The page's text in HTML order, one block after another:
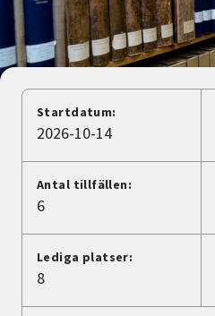
Nyheter
Lyssna
Startdatum:
2026-10-14
Antal tillfällen:
6
Lediga platser:
8